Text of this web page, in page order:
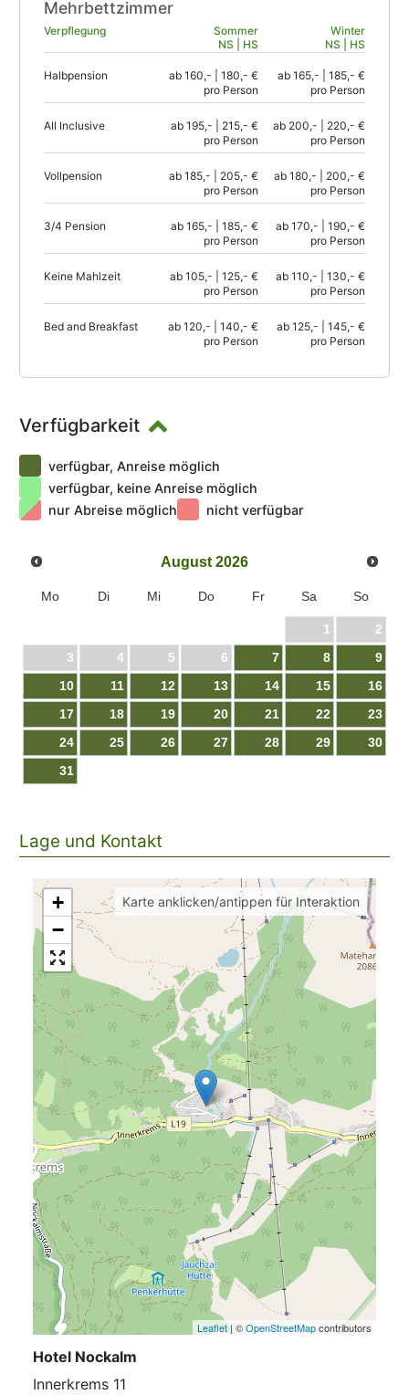
Mehrbettzimmer
Verpflegung
Sommer
NS | HS
Winter
NS | HS
Halbpension
ab 160,- | 180,- €
pro Person
ab 165,- | 185,- €
pro Person
All Inclusive
ab 195,- | 215,- €
pro Person
ab 200,- | 220,- €
pro Person
Vollpension
ab 185,- | 205,- €
pro Person
ab 180,- | 200,- €
pro Person
3/4 Pension
ab 165,- | 185,- €
pro Person
ab 170,- | 190,- €
pro Person
Keine Mahlzeit
ab 105,- | 125,- €
pro Person
ab 110,- | 130,- €
pro Person
Bed and Breakfast
ab 120,- | 140,- €
pro Person
ab 125,- | 145,- €
pro Person
Verfügbarkeit
verfügbar, Anreise möglich
verfügbar, keine Anreise möglich
nur Abreise möglich
nicht verfügbar
August 2026
Mo Di Mi Do Fr Sa So
1
2
3
4 5 6 7 8
9
10
11 12 13 14 15
16
17
18 19 20 21 22
23
24
25 26 27 28 29
30
31
Lage und Kontakt
+
−
Leaflet | ©OpenStreetMapcontributors
Karte anklicken/antippen für Interaktion
Hotel Nockalm
Innerkrems 11